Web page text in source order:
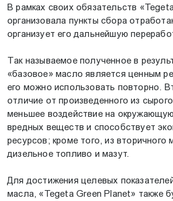
В рамках своих обязательств
организовала пункты сбора
организует его дальнейшую
Так называемое полученное в
«базовое» масло является ценным
его можно использовать повторно.
отличие от произведенного из
меньшее воздействие на
вредных веществ и способствует
ресурсов; кроме того, из вторичного
дизельное топливо и мазут.
Для достижения целевых
масла, «Tegeta Green Planet» также